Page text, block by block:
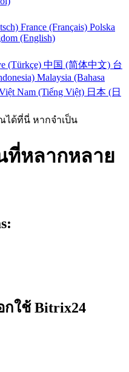
France (Français) Polska
(English)
(Türkçe) 中国 (简体中文) 台
Malaysia (Bahasa
Nam (Tiếng Việt) 日本 (日
ด้ที่นี่ หากจำเป็น
ที่หลากหลาย
กใช้ Bitrix24